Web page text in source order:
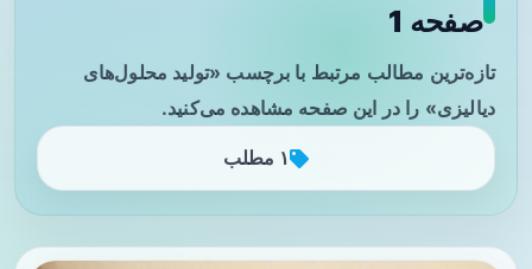
صفحه 1
تازه‌ترین مطالب مرتبط با برچسب «تولید محلول‌های
دیالیزی» را در این صفحه مشاهده می‌کنید.
۱ مطلب